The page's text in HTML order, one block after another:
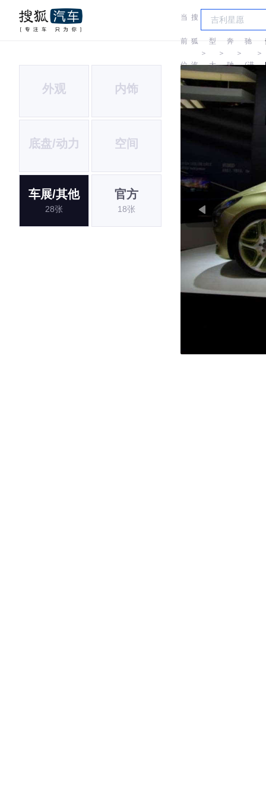
当
前
位
置:
搜
狐
汽
车
＞
车
型
大
全
＞
奔
驰
＞
驰
(进
口)
＞
外观 内饰
底盘/动力 空间
车展/其他
28张
官方
18张